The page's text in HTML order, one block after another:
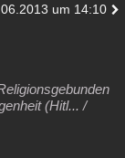
Geschlossen
um 14:10
(Hitl... /